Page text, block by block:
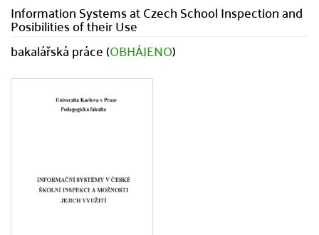
Information Systems at Czech School Inspection and
Posibilities of their Use
bakalářská práce (OBHÁJENO)